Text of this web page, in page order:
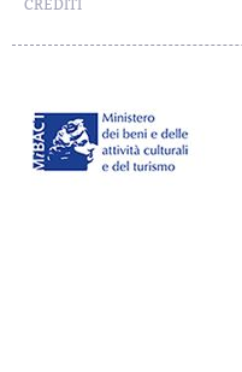
CREDITI